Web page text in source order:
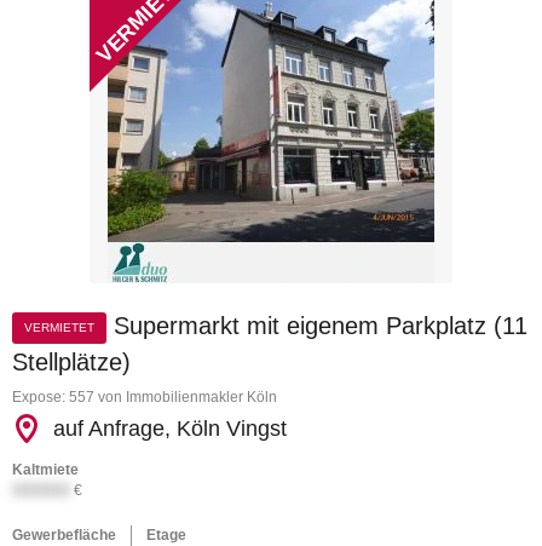
VERMIETET
Supermarkt mit eigenem Parkplatz (11
Stellplätze)
Expose: 557 von Immobilienmakler Köln
auf Anfrage, Köln Vingst
Kaltmiete
€
Gewerbefläche Etage